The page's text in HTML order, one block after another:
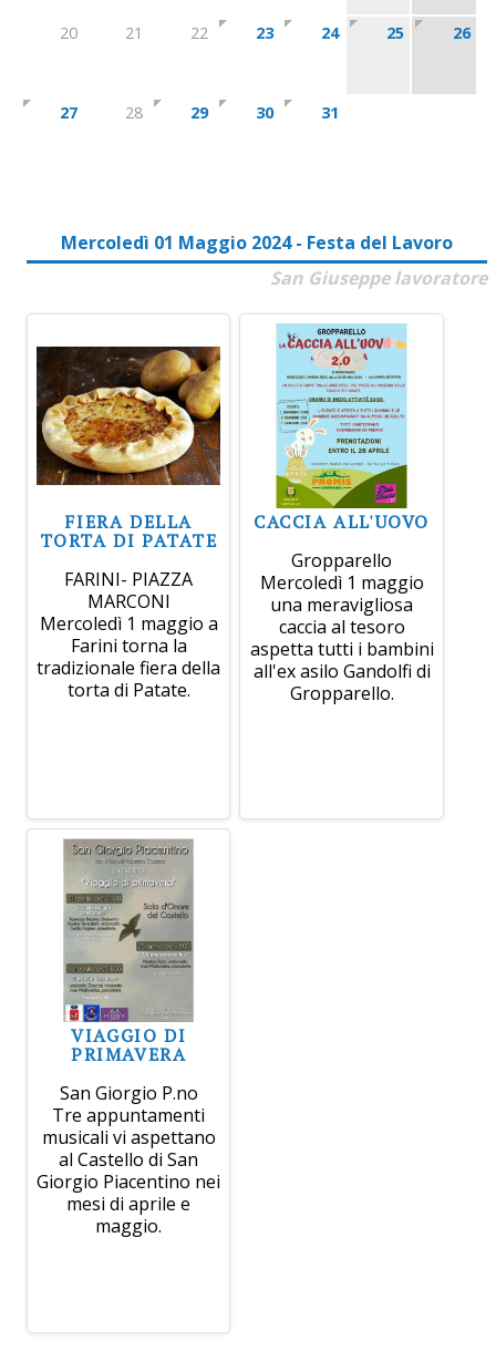
20 21 22 23 24 25 26
27 28 29 30 31
Mercoledì 01 Maggio 2024 - Festa del Lavoro
San Giuseppe lavoratore
FIERA DELLA
TORTA DI PATATE
FARINI- PIAZZA
MARCONI
Mercoledì 1 maggio a
Farini torna la
tradizionale fiera della
torta di Patate.
CACCIA ALL'UOVO
Gropparello
Mercoledì 1 maggio
una meravigliosa
caccia al tesoro
aspetta tutti i bambini
all'ex asilo Gandolfi di
Gropparello.
VIAGGIO DI
PRIMAVERA
San Giorgio P.no
Tre appuntamenti
musicali vi aspettano
al Castello di San
Giorgio Piacentino nei
mesi di aprile e
maggio.